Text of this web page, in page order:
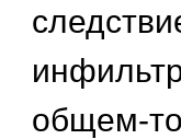
общем-то